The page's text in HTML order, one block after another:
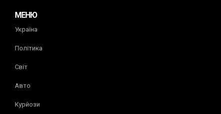
МЕНЮ
Україна
Політика
Світ
Авто
Курйози